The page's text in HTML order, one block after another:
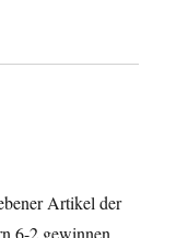
Artikel der